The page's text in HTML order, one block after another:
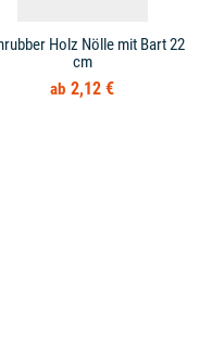
Holz Nölle mit Bart 22
cm
2,12 €